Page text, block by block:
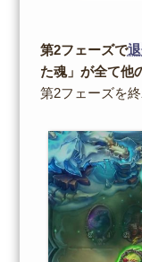
第2フェーズで
た魂」が全て他
第2フェーズを